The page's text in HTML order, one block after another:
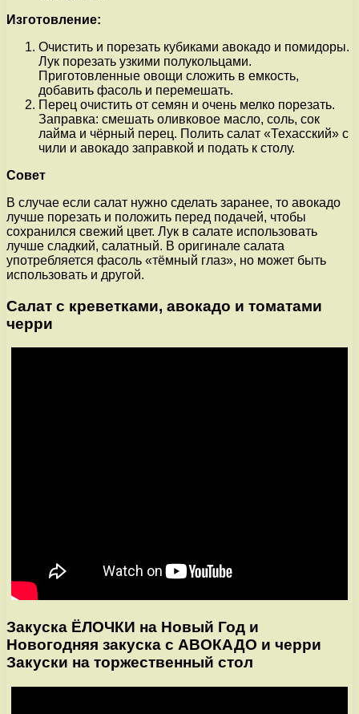
Изготовление:
Очистить и порезать кубиками авокадо и помидоры.
Лук порезать узкими полукольцами.
Приготовленные овощи сложить в емкость,
добавить фасоль и перемешать.
Перец очистить от семян и очень мелко порезать.
Заправка: смешать оливковое масло, соль, сок
лайма и чёрный перец. Полить салат «Техасский» с
чили и авокадо заправкой и подать к столу.
Совет
В случае если салат нужно сделать заранее, то авокадо
лучше порезать и положить перед подачей, чтобы
сохранился свежий цвет. Лук в салате использовать
лучше сладкий, салатный. В оригинале салата
употребляется фасоль «тёмный глаз», но может быть
использовать и другой.
Салат с креветками, авокадо и томатами
черри
Закуска ЁЛОЧКИ на Новый Год и
Новогодняя закуска с АВОКАДО и черри
Закуски на торжественный стол